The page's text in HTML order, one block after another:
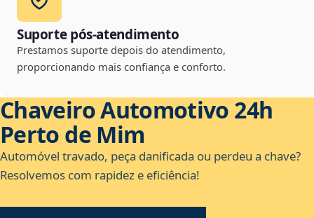
Suporte pós-atendimento
Prestamos suporte depois do atendimento,
proporcionando mais confiança e conforto.
Chaveiro Automotivo 24h
Perto de Mim
Automóvel travado, peça danificada ou perdeu a chave?
Resolvemos com rapidez e eficiência!